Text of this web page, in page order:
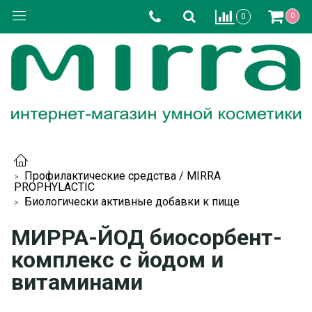
0 0
Профилактические средства / MIRRA
PROPHYLACTIC
Биологически активные добавки к пище
МИРРА-ЙОД биосорбент-
комплекс с йодом и
витаминами